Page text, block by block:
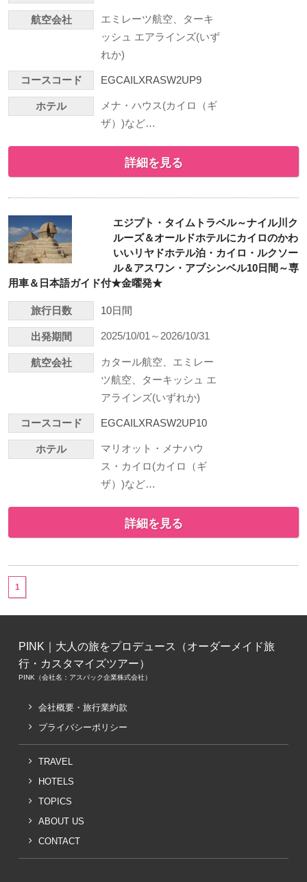
航空会社
エミレーツ航空、ターキ
ッシュ エアラインズ(いず
れか)
コースコード EGCAILXRASW2UP9
ホテル
メナ・ハウス(カイロ（ギ
ザ）)など…
詳細を見る
エジプト・タイムトラベル～ナイル川ク
ルーズ＆オールドホテルにカイロのかわ
いいリヤドホテル泊・カイロ・ルクソー
ル＆アスワン・アブシンベル10日間～専
用車＆日本語ガイド付★金曜発★
旅行日数 10日間
出発期間 2025/10/01～2026/10/31
航空会社
カタール航空、エミレー
ツ航空、ターキッシュ エ
アラインズ(いずれか)
コースコード EGCAILXRASW2UP10
ホテル
マリオット・メナハウ
ス・カイロ(カイロ（ギ
ザ）)など…
詳細を見る
1
PINK｜大人の旅をプロデュース（オーダーメイド旅
行・カスタマイズツアー）
PINK（会社名：アスパック企業株式会社）
会社概要・旅行業約款
プライバシーポリシー
TRAVEL
HOTELS
TOPICS
ABOUT US
CONTACT